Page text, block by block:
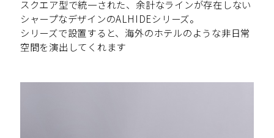
スクエア型で統一された、余計なラインが存在しない
シャープなデザインのALHIDEシリーズ。
シリーズで設置すると、海外のホテルのような非日常
空間を演出してくれます